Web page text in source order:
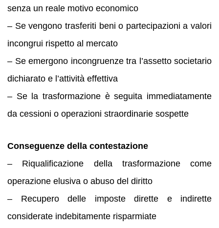
senza un reale motivo economico
– Se vengono trasferiti beni o partecipazioni a valori
incongrui rispetto al mercato
– Se emergono incongruenze tra l’assetto societario
dichiarato e l’attività effettiva
– Se la trasformazione è seguita immediatamente
da cessioni o operazioni straordinarie sospette
Conseguenze della contestazione
– Riqualificazione della trasformazione come
operazione elusiva o abuso del diritto
– Recupero delle imposte dirette e indirette
considerate indebitamente risparmiate